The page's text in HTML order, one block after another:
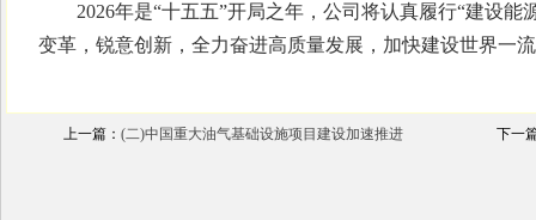
2026年是“十五五”开局之年，公司将认真履行“建设能
变革，锐意创新，全力奋进高质量发展，加快建设世界一
上一篇： (二)中国重大油气基础设施项目建设加速推进 下一